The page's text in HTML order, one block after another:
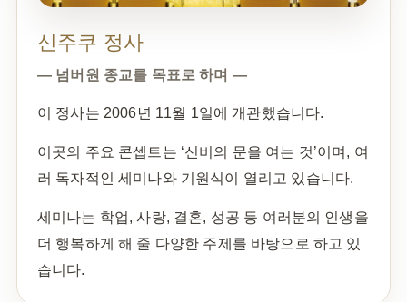
신주쿠 정사
— 넘버원 종교를 목표로 하며 —
이 정사는 2006년 11월 1일에 개관했습니다.
이곳의 주요 콘셉트는 ‘신비의 문을 여는 것’이며, 여
러 독자적인 세미나와 기원식이 열리고 있습니다.
세미나는 학업, 사랑, 결혼, 성공 등 여러분의 인생을
더 행복하게 해 줄 다양한 주제를 바탕으로 하고 있
습니다.